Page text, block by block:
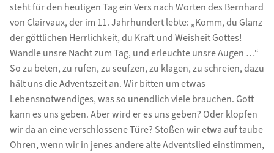
steht für den heutigen Tag ein Vers nach Worten des Bernhard
von Clairvaux, der im 11. Jahrhundert lebte: „Komm, du Glanz
der göttlichen Herrlichkeit, du Kraft und Weisheit Gottes!
Wandle unsre Nacht zum Tag, und erleuchte unsre Augen …“
So zu beten, zu rufen, zu seufzen, zu klagen, zu schreien, dazu
hält uns die Adventszeit an. Wir bitten um etwas
Lebensnotwendiges, was so unendlich viele brauchen. Gott
kann es uns geben. Aber wird er es uns geben? Oder klopfen
wir da an eine verschlossene Türe? Stoßen wir etwa auf taube
Ohren, wenn wir in jenes andere alte Adventslied einstimmen,